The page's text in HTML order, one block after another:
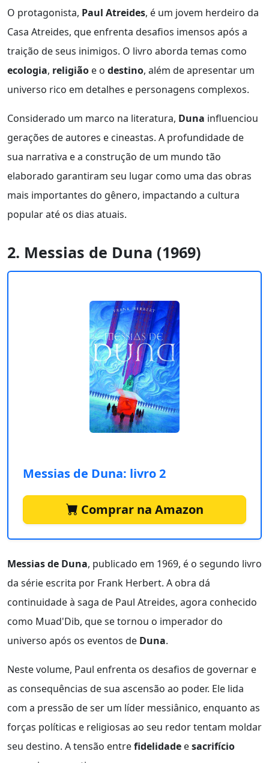
O protagonista, Paul Atreides, é um jovem herdeiro da
Casa Atreides, que enfrenta desafios imensos após a
traição de seus inimigos. O livro aborda temas como
ecologia, religião e o destino, além de apresentar um
universo rico em detalhes e personagens complexos.
Considerado um marco na literatura, Duna influenciou
gerações de autores e cineastas. A profundidade de
sua narrativa e a construção de um mundo tão
elaborado garantiram seu lugar como uma das obras
mais importantes do gênero, impactando a cultura
popular até os dias atuais.
2. Messias de Duna (1969)
Messias de Duna: livro 2
Comprar na Amazon
Messias de Duna, publicado em 1969, é o segundo livro
da série escrita por Frank Herbert. A obra dá
continuidade à saga de Paul Atreides, agora conhecido
como Muad'Dib, que se tornou o imperador do
universo após os eventos de Duna.
Neste volume, Paul enfrenta os desafios de governar e
as consequências de sua ascensão ao poder. Ele lida
com a pressão de ser um líder messiânico, enquanto as
forças políticas e religiosas ao seu redor tentam moldar
seu destino. A tensão entrefidelidade esacrifício